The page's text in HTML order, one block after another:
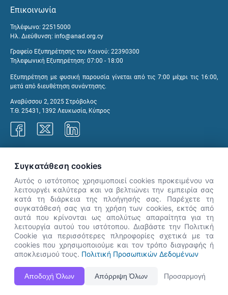
Επικοινωνία
Τηλέφωνο: 22515000
Ηλ. Διεύθυνση: info@anad.org.cy
Γραφείο Εξυπηρέτησης του Κοινού: 22390300
Τηλεφωνική Εξυπηρέτηση: 07:00 - 18:00
Εξυπηρέτηση με φυσική παρουσία γίνεται από τις 7:00 μέχρι τις 16:00,
μετά από διευθέτηση συνάντησης.
Αναβύσσου 2, 2025 Στρόβολος
Τ.Θ. 25431, 1392 Λευκωσία, Κύπρος
Η Ιστοσελίδα ΑνΑΔ είναι πλήρως συμβατή με τις νεότερες εκδόσεις, Google Chrome, Mozilla Firefox,
Apple Safari καθώς και Internet Explorer.
👋 Καλώς ήρθες! Είμαι η Νόησις.
Πες μου πώς μπορώ να σε βοηθήσω
σήμερα.
Συγκατάθεση cookies
Αυτός ο ιστότοπος χρησιμοποιεί cookies προκειμένου να
λειτουργέι καλύτερα και να βελτιώνει την εμπειρία σας
κατά τη διάρκεια της πλοήγησής σας. Παρέχετε τη
συγκατάθεσή σας για τη χρήση των cookies, εκτός από
αυτά που κρίνονται ως απολύτως απαραίτητα για τη
λειτουργία αυτού του ιστότοπου. Διαβάστε την Πολιτική
Cookie για περισσότερες πληροφορίες σχετικά με τα
cookies που χρησιμοποιούμε και τον τρόπο διαγραφής ή
αποκλεισμού τους. Πολιτική Προσωπικών Δεδομένων
Αποδοχή Όλων Απόρριψη Όλων Προσαρμογή